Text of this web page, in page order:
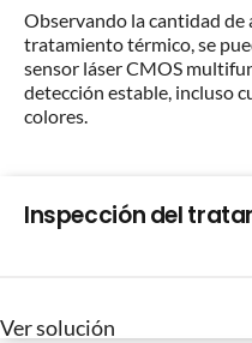
Observando la cantidad
tratamiento térmico, se
sensor láser CMOS
detección estable, incluso
colores.
Inspección del
Ver solución